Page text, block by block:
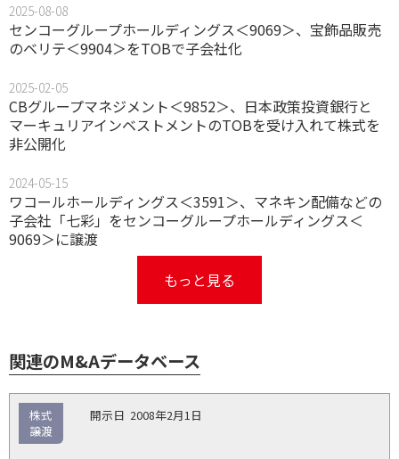
2025-08-08
センコーグループホールディングス＜9069＞、宝飾品販売
のベリテ＜9904＞をTOBで子会社化
2025-02-05
CBグループマネジメント＜9852＞、日本政策投資銀行と
マーキュリアインベストメントのTOBを受け入れて株式を
非公開化
2024-05-15
ワコールホールディングス＜3591＞、マネキン配備などの
子会社「七彩」をセンコーグループホールディングス＜
9069＞に譲渡
もっと見る
関連のM&Aデータベース
2008年2月1日
株式
譲渡